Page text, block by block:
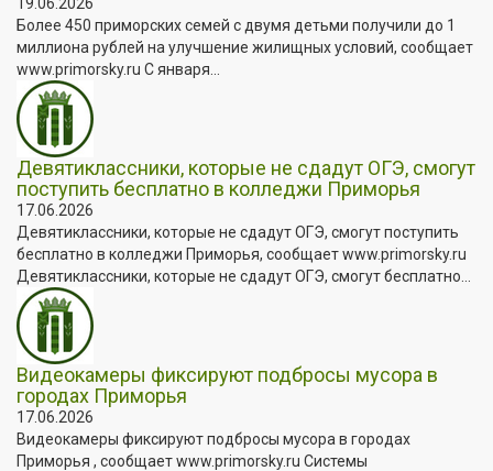
Более 450 приморских семей с двумя детьми получили до 1
миллиона рублей на улучшение жилищных условий, сообщает
www.primorsky.ru С января...
Девятиклассники, которые не сдадут ОГЭ, смогут
поступить бесплатно в колледжи Приморья
17.06.2026
Девятиклассники, которые не сдадут ОГЭ, смогут поступить
бесплатно в колледжи Приморья, сообщает www.primorsky.ru
Девятиклассники, которые не сдадут ОГЭ, смогут бесплатно...
Видеокамеры фиксируют подбросы мусора в
городах Приморья
17.06.2026
Видеокамеры фиксируют подбросы мусора в городах
Приморья , сообщает www.primorsky.ru Системы